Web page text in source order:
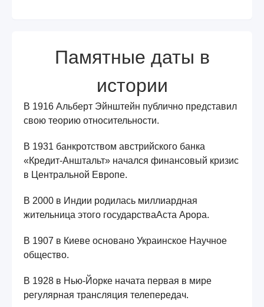
Памятные даты в
истории
В 1916 Альберт Эйнштейн публично представил
свою теорию относительности.
В 1931 банкротством австрийского банка
«Кредит-Анштальт» начался финансовый кризис
в Центральной Европе.
В 2000 в Индии родилась миллиардная
жительница этого государстваАста Арора.
В 1907 в Киеве основано Украинское Научное
общество.
В 1928 в Нью-Йорке начата первая в мире
регулярная трансляция телепередач.